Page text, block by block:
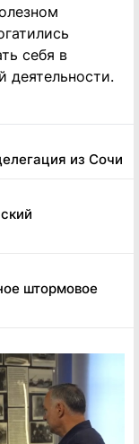
из Сочи
штормовое
себя в
деятельности.